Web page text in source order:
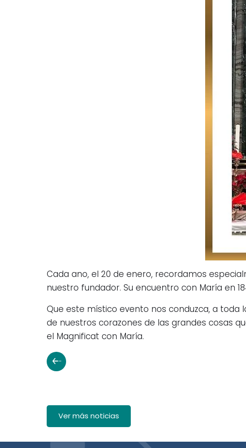
Cada ano, el 20 de enero, recordamos
nuestro fundador. Su encuentro con María en
Que este místico evento nos conduzca, a toda
de nuestros corazones de las grandes cosas
el Magnificat con María.
Ver más noticias